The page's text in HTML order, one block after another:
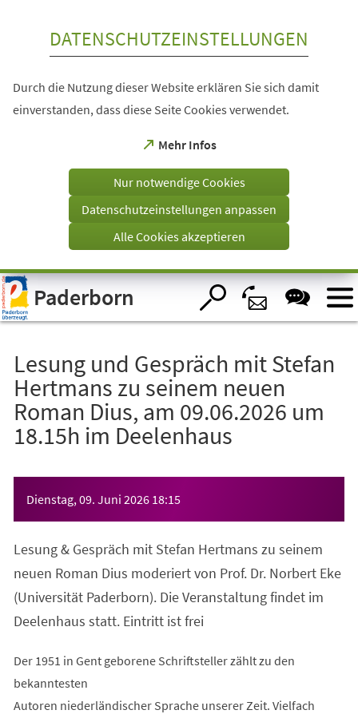
Visuelle
Assistenzsoftware
öffnen.
DATENSCHUTZEINSTELLUNGEN
Durch die Nutzung dieser Website erklären Sie sich damit
einverstanden, dass diese Seite Cookies verwendet.
Mehr Infos
(Öffnet
einem
Tab)
Nur notwendige Cookies
Datenschutzeinstellungen anpassen
Alle Cookies akzeptieren
Paderborn
Lesung und Gespräch mit Stefan
Hertmans zu seinem neuen
Roman Dius, am 09.06.2026 um
18.15h im Deelenhaus
Dienstag, 09. Juni 2026 18:15
Lesung & Gespräch mit Stefan Hertmans zu seinem
neuen Roman Dius moderiert von Prof. Dr. Norbert Eke
(Universität Paderborn). Die Veranstaltung findet im
Deelenhaus statt. Eintritt ist frei
Der 1951 in Gent geborene Schriftsteller zählt zu den
bekanntesten
Autoren niederländischer Sprache unserer Zeit. Vielfach